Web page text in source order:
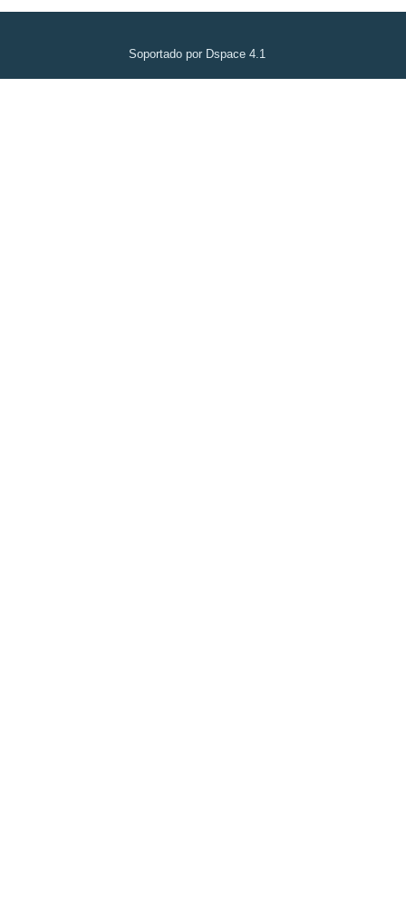
Soportado por Dspace 4.1